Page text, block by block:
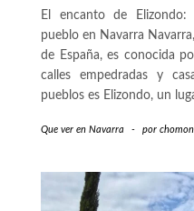
El encanto de
pueblo en Navarra
de España, es conocida
calles empedradas y
pueblos es Elizondo, un
Que ver en Navarra - por chomon